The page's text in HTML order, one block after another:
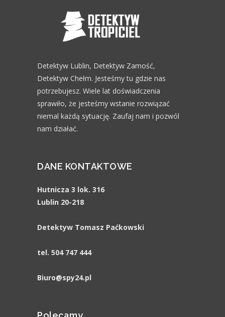
Detektyw Lublin, Detektyw Zamość,
Detektyw Chełm. Jesteśmy tu gdzie nas
potrzebujesz. Wiele lat doświadczenia
sprawiło, że jesteśmy wstanie rozwiązać
niemal każdą sytuację. Zaufaj nam i pozwól
nam działać.
DANE KONTAKTOWE
Hutnicza 3 lok. 316
Lublin 20-218
Detektyw Tomasz Paćkowski
tel. 504 747 444
Biuro@spy24.pl